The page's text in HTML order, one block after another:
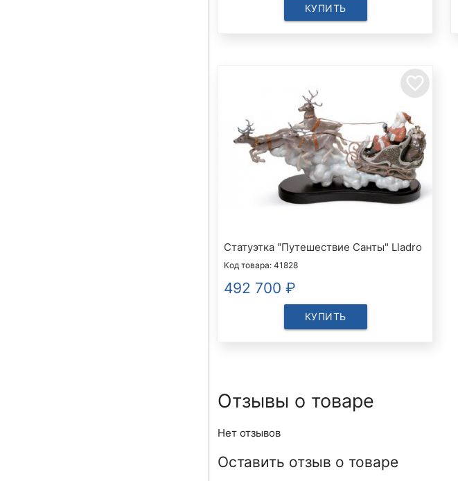
КУПИТЬ
favorite_border
Статуэтка "Путешествие Санты" Lladro
Код товара: 41828
492 700 ₽
КУПИТЬ
Отзывы о товаре
Нет отзывов
Оставить отзыв о товаре